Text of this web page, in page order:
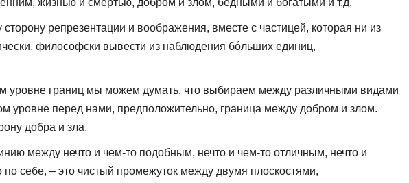
жизнью и смертью, добром и злом, бедными и богатыми и т.д.
репрезентации и воображения, вместе с частицей, которая ни из
философски вывести из наблюдения бóльших единиц,
уровне границ мы можем думать, что выбираем между различными видами
перед нами, предположительно, граница между добром и злом.
добра и зла.
между нечто и чем-то подобным, нечто и чем-то отличным, нечто и
себе, – это чистый промежуток между двумя плоскостями,